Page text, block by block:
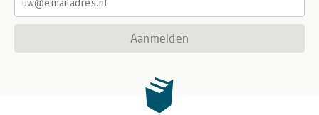
Aanmelden